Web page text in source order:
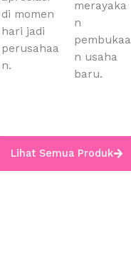
di momen
hari jadi
perusahaa
n.
merayaka
n
pembukaa
n usaha
baru.
Lihat Semua Produk